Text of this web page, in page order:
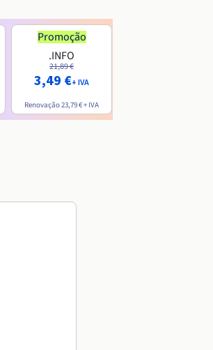
Promoção
.INFO
21,89 €
3,49 €+ IVA
Renovação23,79 €+ IVA